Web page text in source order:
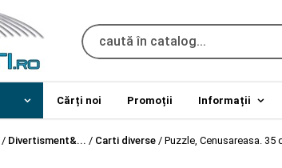
Cărți noi Promoții Informații
/ Divertisment&... / Carti diverse / Puzzle, Cenusareasa. 35